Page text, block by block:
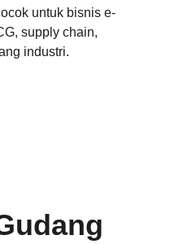
untuk bisnis e-
supply chain,
industri.